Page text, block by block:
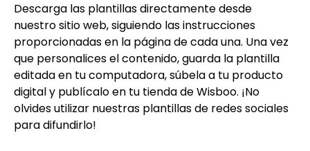
Descarga las plantillas directamente desde
nuestro sitio web, siguiendo las instrucciones
proporcionadas en la página de cada una. Una vez
que personalices el contenido, guarda la plantilla
editada en tu computadora, súbela a tu producto
digital y publícalo en tu tienda de Wisboo. ¡No
olvides utilizar nuestras plantillas de redes sociales
para difundirlo!